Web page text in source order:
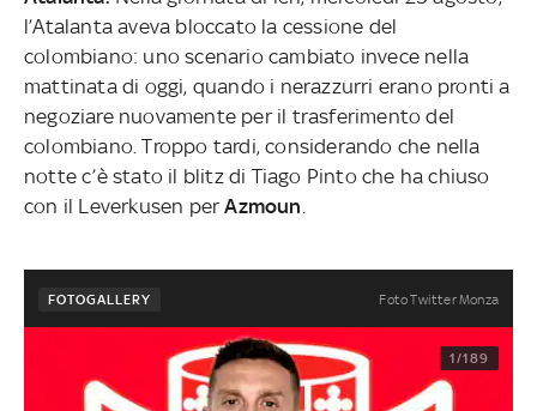
l’Atalanta aveva bloccato la cessione del
colombiano: uno scenario cambiato invece nella
mattinata di oggi, quando i nerazzurri erano pronti a
negoziare nuovamente per il trasferimento del
colombiano. Troppo tardi, considerando che nella
notte c’è stato il blitz di Tiago Pinto che ha chiuso
con il Leverkusen perAzmoun
FOTOGALLERY Foto Twitter Monza
1/189